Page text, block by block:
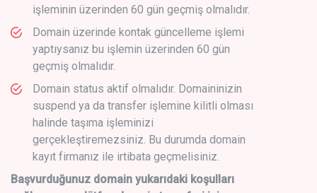
işleminin üzerinden 60 gün geçmiş olmalıdır.
Domain üzerinde kontak güncelleme işlemi
yaptıysanız bu işlemin üzerinden 60 gün
geçmiş olmalıdır.
Domain status aktif olmalıdır. Domaininizin
suspend ya da transfer işlemine kilitli olması
halinde taşıma işleminizi
gerçekleştiremezsiniz. Bu durumda domain
kayıt firmanız ile irtibata geçmelisiniz.
Başvurduğunuz domain yukarıdaki koşulları